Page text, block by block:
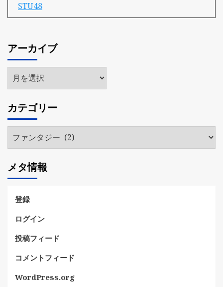
STU48
アーカイブ
ア
ー
イ
ブ
カテゴリー
テ
リ
ー
メタ情報
登録
ログイン
投稿フィード
コメントフィード
WordPress.org